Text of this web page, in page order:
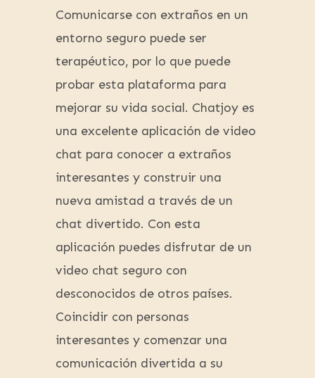
Comunicarse con extraños en un
entorno seguro puede ser
terapéutico, por lo que puede
probar esta plataforma para
mejorar su vida social. Chatjoy es
una excelente aplicación de video
chat para conocer a extraños
interesantes y construir una
nueva amistad a través de un
chat divertido. Con esta
aplicación puedes disfrutar de un
video chat seguro con
desconocidos de otros países.
Coincidir con personas
interesantes y comenzar una
comunicación divertida a su